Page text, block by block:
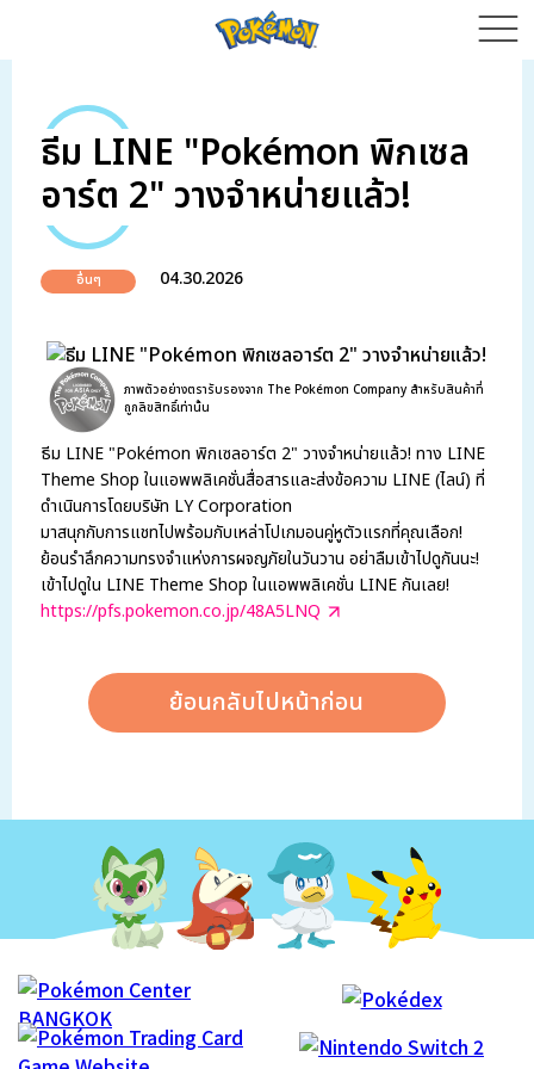
ธีม LINE "Pokémon พิกเซล
อาร์ต 2" วางจำหน่ายแล้ว!
อื่นๆ 04.30.2026
ภาพตัวอย่างตรารับรองจาก The Pokémon Company สำหรับสินค้าที่
ถูกลิขสิทธิ์เท่านั้น
ธีม LINE "Pokémon พิกเซลอาร์ต 2" วางจำหน่ายแล้ว! ทาง LINE
Theme Shop ในแอพพลิเคชั่นสื่อสารและส่งข้อความ LINE (ไลน์) ที่
ดำเนินการโดยบริษัท LY Corporation
มาสนุกกับการแชทไปพร้อมกับเหล่าโปเกมอนคู่หูตัวแรกที่คุณเลือก!
ย้อนรำลึกความทรงจำแห่งการผจญภัยในวันวาน อย่าลืมเข้าไปดูกันนะ!
เข้าไปดูใน LINE Theme Shop ในแอพพลิเคชั่น LINE กันเลย!
https://pfs.pokemon.co.jp/48A5LNQ
ย้อนกลับไปหน้าก่อน